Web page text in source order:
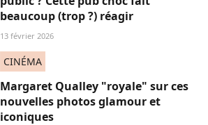
beaucoup (trop ?) réagir
13 février 2026
CINÉMA
Margaret Qualley "royale" sur ces
nouvelles photos glamour et
iconiques